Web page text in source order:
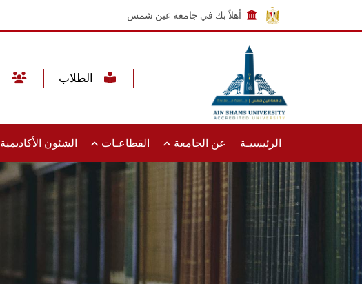
أهلاً بك في جامعة عين شمس
الرئيسيـة عن الجامعة القطاعـات الشئون الأكاديمية